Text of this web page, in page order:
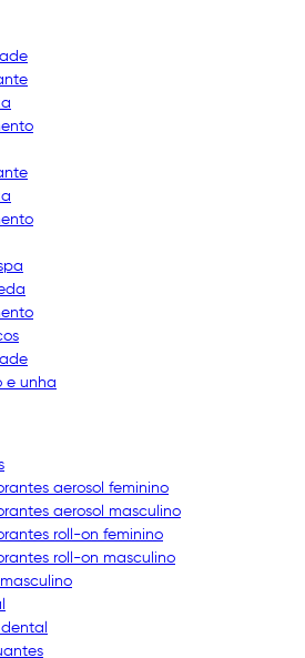
e unha
aerosol feminino
aerosol masculino
roll-on feminino
roll-on masculino